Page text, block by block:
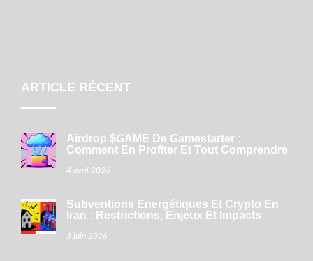
ARTICLE RÉCENT
Airdrop $GAME De Gamestarter :
Comment En Profiter Et Tout Comprendre
4 avril 2026
Subventions Énergétiques Et Crypto En
Iran : Restrictions, Enjeux Et Impacts
3 juin 2026